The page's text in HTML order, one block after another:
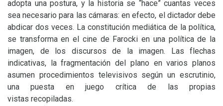
adopta una postura, y la historia se “hace” cuantas veces
sea necesario para las cámaras: en efecto, el dictador debe
abdicar dos veces. La constitución mediática de la política,
se transforma en el cine de Farocki en una política de la
imagen, de los discursos de la imagen. Las flechas
indicativas, la fragmentación del plano en varios planos
asumen procedimientos televisivos según un escrutinio,
una puesta en juego crítica de las propias
vistas recopiladas.